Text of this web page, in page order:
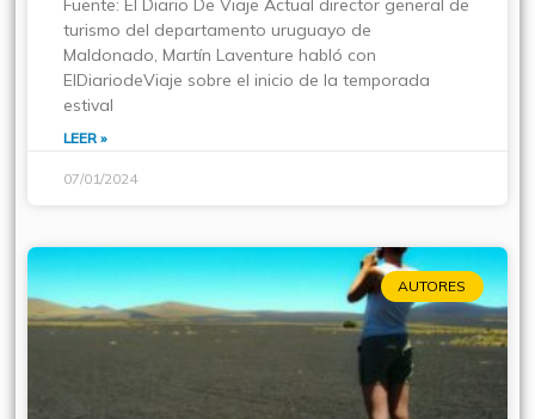
Fuente: El Diario De Viaje Actual director general de
turismo del departamento uruguayo de
Maldonado, Martín Laventure habló con
ElDiariodeViaje sobre el inicio de la temporada
estival
LEER »
07/01/2024
AUTORES